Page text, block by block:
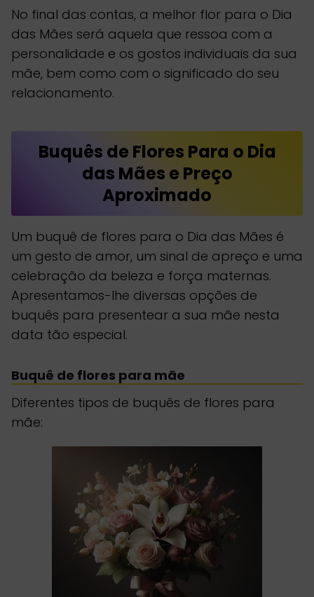
No final das contas, a melhor flor para o Dia
das Mães será aquela que ressoa com a
personalidade e os gostos individuais da sua
mãe, bem como com o significado do seu
relacionamento.
Buquês de Flores Para o Dia
das Mães e Preço
Aproximado
Um buquê de flores para o Dia das Mães é
um gesto de amor, um sinal de apreço e uma
celebração da beleza e força maternas.
Apresentamos-lhe diversas opções de
buquês para presentear a sua mãe nesta
data tão especial.
Buquê de flores para mãe
Diferentes tipos de buquês de flores para
mãe: